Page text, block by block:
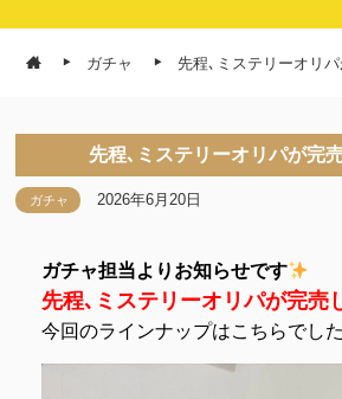
ガチャ 先程､ミステリーオリ
先程､ミステリーオリパが完
ガチャ 2026年6月20日
ガチャ担当よりお知らせです
先程､ミステリーオリパが完売
今回のラインナップはこちらでした